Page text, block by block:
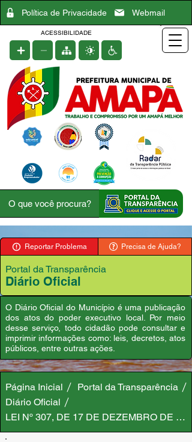
Política de Privacidade Webmail
ACESSIBILIDADE
Reportar Problema Precisa de Ajuda?
Portal da Transparência
Diário Oficial
O Diário Oficial do Município é uma publicação
dos atos do poder executivo local. Por meio
desse serviço, todo cidadão pode consultar e
imprimir informações como: leis, decretos, atos
públicos, entre outras ações.
Página Inicial
Portal da Transparência
Diário Oficial
LEI Nº 307, DE 17 DE DEZEMBRO DE 2024